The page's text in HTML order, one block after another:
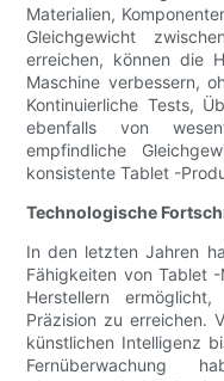
Materialien,
Gleichgewicht
erreichen, können die
Maschine verbessern,
Kontinuierliche Tests,
ebenfalls von
empfindliche
konsistente Tablet -
Technologische
In den letzten Jahren
Fähigkeiten von Tablet
Herstellern
Präzision zu erreichen.
künstlichen Intelligenz
Fernüberwachung